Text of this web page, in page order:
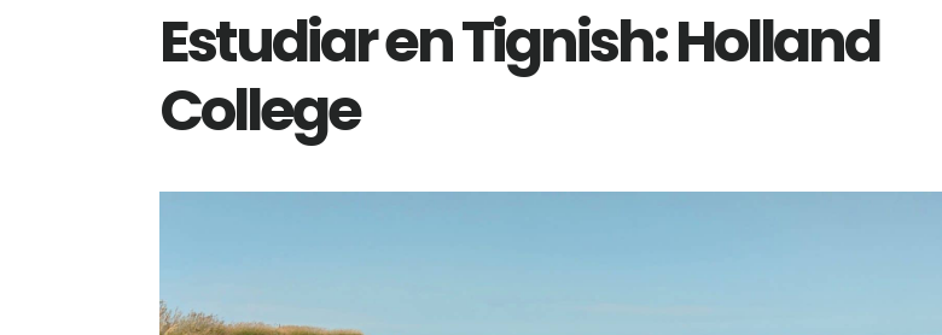
Estudiar en Tignish: Holland
College